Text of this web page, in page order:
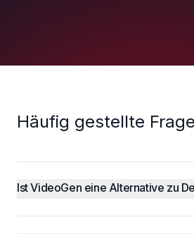
Häufig gestellte
Ist VideoGen eine Alternative zu